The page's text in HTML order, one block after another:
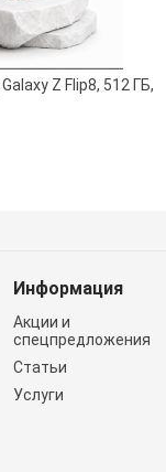
Z Flip8, 512 ГБ,
Информация
Акции и
спецпредложения
Статьи
Услуги